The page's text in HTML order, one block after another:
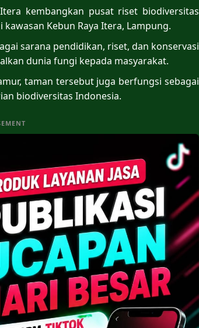
kembangkan pusat riset biodiversitas
Kebun Raya Itera, Lampung.
sarana pendidikan, riset, dan konservasi
dunia fungi kepada masyarakat.
taman tersebut juga berfungsi sebagai
biodiversitas Indonesia.